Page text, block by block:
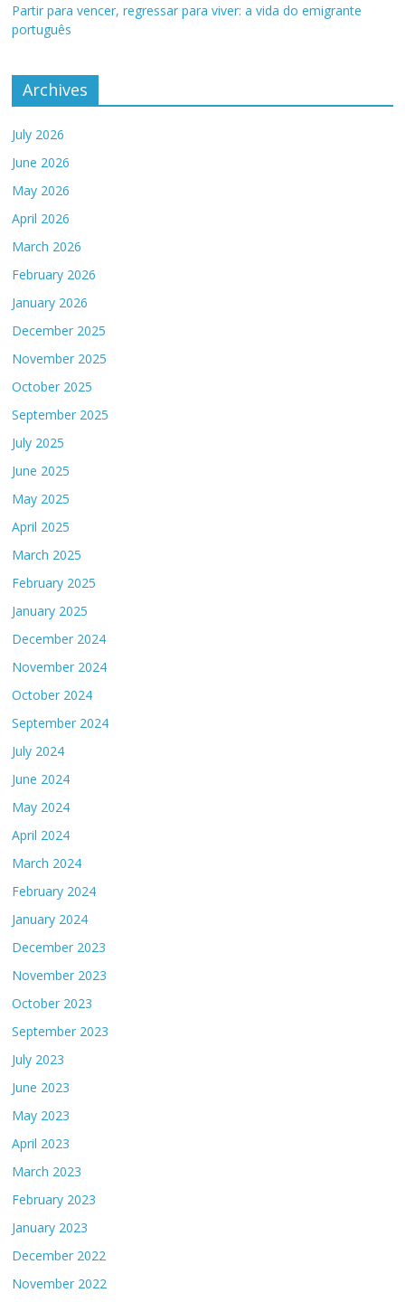
Partir para vencer, regressar para viver: a vida do emigrante
português
Archives
July 2026
June 2026
May 2026
April 2026
March 2026
February 2026
January 2026
December 2025
November 2025
October 2025
September 2025
July 2025
June 2025
May 2025
April 2025
March 2025
February 2025
January 2025
December 2024
November 2024
October 2024
September 2024
July 2024
June 2024
May 2024
April 2024
March 2024
February 2024
January 2024
December 2023
November 2023
October 2023
September 2023
July 2023
June 2023
May 2023
April 2023
March 2023
February 2023
January 2023
December 2022
November 2022